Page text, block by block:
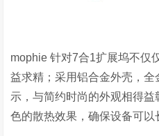
mophie 针对7合1扩展坞不仅
益求精；采用铝合金外壳，
示，与简约时尚的外观相得
色的散热效果，确保设备可以